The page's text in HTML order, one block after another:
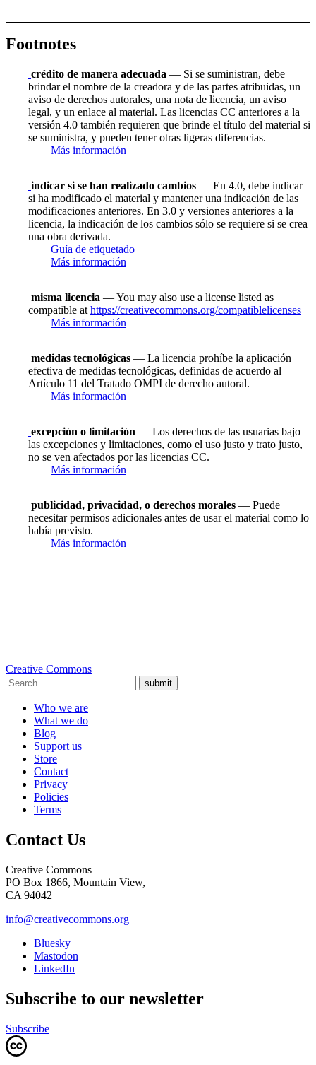
Footnotes
crédito de manera adecuada — Si se suministran, debe
brindar el nombre de la creadora y de las partes atribuidas, un
aviso de derechos autorales, una nota de licencia, un aviso
legal, y un enlace al material. Las licencias CC anteriores a la
versión 4.0 también requieren que brinde el título del material si
se suministra, y pueden tener otras ligeras diferencias.
Más información
indicar si se han realizado cambios — En 4.0, debe indicar
si ha modificado el material y mantener una indicación de las
modificaciones anteriores. En 3.0 y versiones anteriores a la
licencia, la indicación de los cambios sólo se requiere si se crea
una obra derivada.
Guía de etiquetado
Más información
misma licencia — You may also use a license listed as
compatible at https://creativecommons.org/compatiblelicenses
Más información
medidas tecnológicas — La licencia prohíbe la aplicación
efectiva de medidas tecnológicas, definidas de acuerdo al
Artículo 11 del Tratado OMPI de derecho autoral.
Más información
excepción o limitación — Los derechos de las usuarias bajo
las excepciones y limitaciones, como el uso justo y trato justo,
no se ven afectados por las licencias CC.
Más información
publicidad, privacidad, o derechos morales — Puede
necesitar permisos adicionales antes de usar el material como lo
había previsto.
Más información
Creative Commons
submit
Who we are
What we do
Blog
Support us
Store
Contact
Privacy
Policies
Terms
Contact Us
Creative Commons
PO Box 1866, Mountain View,
CA 94042
info@creativecommons.org
Bluesky
Mastodon
LinkedIn
Subscribe to our newsletter
Subscribe